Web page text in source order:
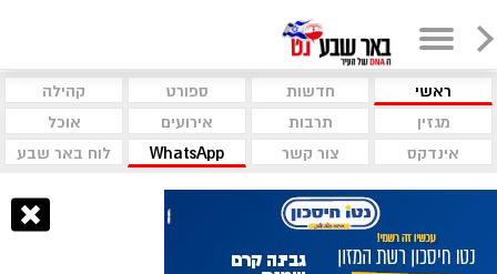
ראשי חדשות ספורט
קהילה
מגזין
תרבות אירועים
אוכל
אינדקס
צור קשר WhatsApp לוח באר שבע